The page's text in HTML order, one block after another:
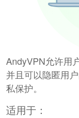
AndyVPN允许用
并且可以隐匿用
私保护。
适用于：